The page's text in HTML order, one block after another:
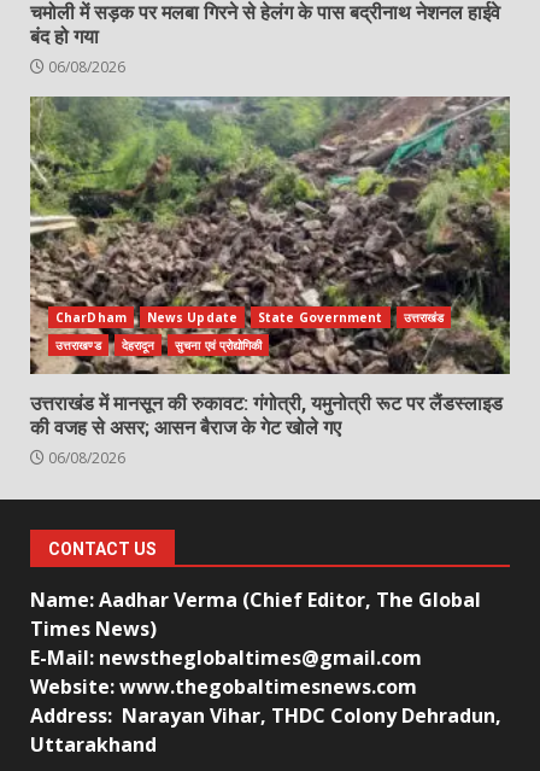
चमोली में सड़क पर मलबा गिरने से हेलंग के पास बद्रीनाथ नेशनल हाईवे
बंद हो गया
06/08/2026
CharDham News Update State Government
उत्तराखंड
उत्तराखण्ड
देहरादून सुचना एवं प्रोद्योगिकी
उत्तराखंड में मानसून की रुकावट: गंगोत्री, यमुनोत्री रूट पर लैंडस्लाइड
की वजह से असर; आसन बैराज के गेट खोले गए
06/08/2026
CONTACT US
Name: Aadhar Verma (Chief Editor, The Global
Times News)
E-Mail: newstheglobaltimes@gmail.com
Website: www.thegobaltimesnews.com
Address: Narayan Vihar, THDC Colony Dehradun,
Uttarakhand